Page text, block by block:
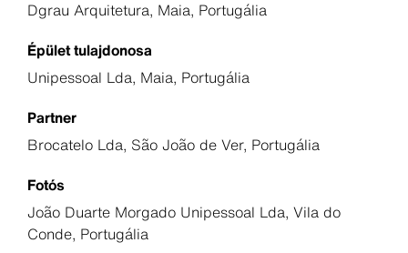
Dgrau Arquitetura, Maia, Portugália
Épület tulajdonosa
Unipessoal Lda, Maia, Portugália
Partner
Brocatelo Lda, São João de Ver, Portugália
Fotós
João Duarte Morgado Unipessoal Lda, Vila do
Conde, Portugália